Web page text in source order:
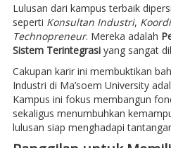
Lulusan dari kampus terbaik
seperti Konsultan Industri,
Technopreneur. Mereka adalah
Sistem Terintegrasiyang sangat
Cakupan karir ini membuktikan
Industri di Ma’soem University
Kampus ini fokus membangun
sekaligus menumbuhkan
lulusan siap menghadapi